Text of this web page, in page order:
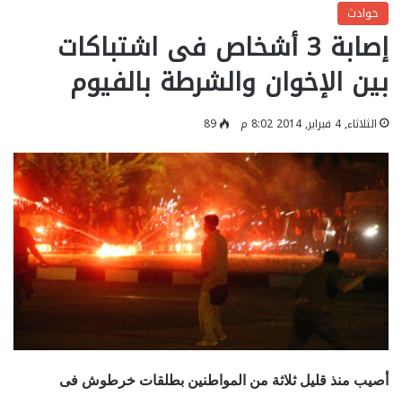
حوادث
إصابة 3 أشخاص فى اشتباكات
بين الإخوان والشرطة بالفيوم
الثلاثاء, 4 فبراير, 2014 8:02 م 89
أصيب منذ قليل ثلاثة من المواطنين بطلقات خرطوش فى